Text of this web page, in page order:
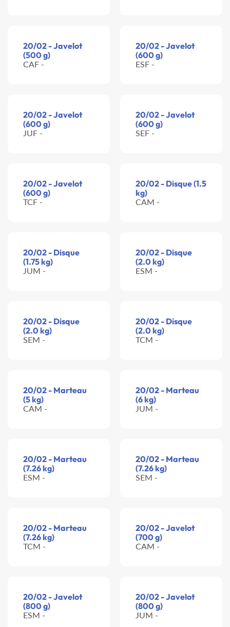
20/02 - Javelot
(500 g)
CAF -
20/02 - Javelot
(600 g)
ESF -
20/02 - Javelot
(600 g)
JUF -
20/02 - Javelot
(600 g)
SEF -
20/02 - Javelot
(600 g)
TCF -
20/02 - Disque (1.5
kg)
CAM -
20/02 - Disque
(1.75 kg)
JUM -
20/02 - Disque
(2.0 kg)
ESM -
20/02 - Disque
(2.0 kg)
SEM -
20/02 - Disque
(2.0 kg)
TCM -
20/02 - Marteau
(5 kg)
CAM -
20/02 - Marteau
(6 kg)
JUM -
20/02 - Marteau
(7.26 kg)
ESM -
20/02 - Marteau
(7.26 kg)
SEM -
20/02 - Marteau
(7.26 kg)
TCM -
20/02 - Javelot
(700 g)
CAM -
20/02 - Javelot
(800 g)
ESM -
20/02 - Javelot
(800 g)
JUM -